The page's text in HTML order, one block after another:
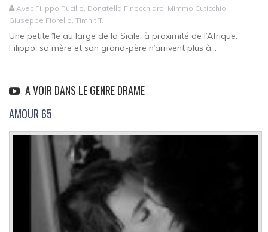
Avec Filippo Pucillo, Donatella Finocchiaro, Mimmo Cuticchio,
Giuseppe Fiorello, Timnit T.
Une petite île au large de la Sicile, à proximité de l’Afrique.
Filippo, sa mère et son grand-père n’arrivent plus à...
A VOIR DANS LE GENRE DRAME
AMOUR 65